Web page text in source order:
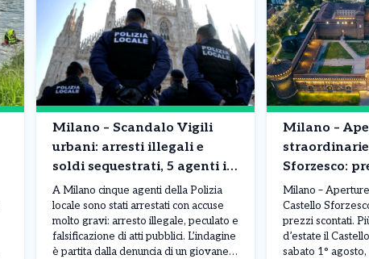
Milano – Scandalo Vigili
urbani: arresti illegali e
soldi sequestrati, 5 agenti in
manette. Tutto parte dalla
denuncia di un pusher..
A Milano cinque agenti della Polizia
locale sono stati arrestati con accuse
molto gravi: arresto illegale, peculato e
falsificazione di atti pubblici. L’indagine
è partita dalla denuncia di un giovane
Milano –
straordinarie
Sforzesco:
orario
l’offerta
Milano –
Castello
prezzi scontati.
d’estate il
sabato 1°